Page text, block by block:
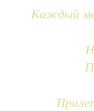
Каждый